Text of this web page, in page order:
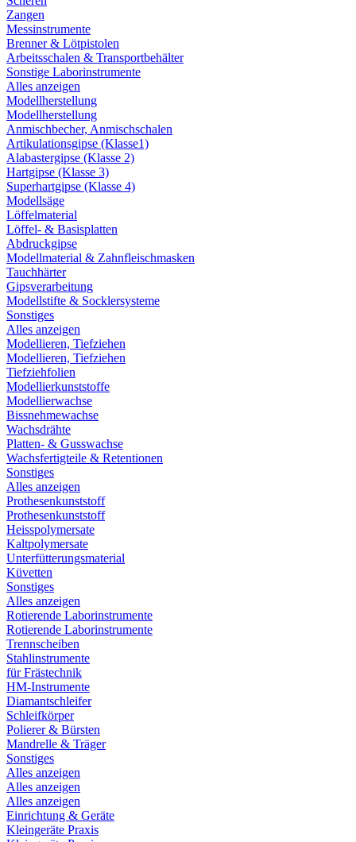
Zangen
Messinstrumente
Brenner & Lötpistolen
Arbeitsschalen & Transportbehälter
Sonstige Laborinstrumente
Alles anzeigen
Modellherstellung
Modellherstellung
Anmischbecher, Anmischschalen
Artikulationsgipse (Klasse1)
Alabastergipse (Klasse 2)
Hartgipse (Klasse 3)
Superhartgipse (Klasse 4)
Modellsäge
Löffelmaterial
Löffel- & Basisplatten
Abdruckgipse
Modellmaterial & Zahnfleischmasken
Tauchhärter
Gipsverarbeitung
Modellstifte & Socklersysteme
Sonstiges
Alles anzeigen
Modellieren, Tiefziehen
Modellieren, Tiefziehen
Tiefziehfolien
Modellierkunststoffe
Modellierwachse
Bissnehmewachse
Wachsdrähte
Platten- & Gusswachse
Wachsfertigteile & Retentionen
Sonstiges
Alles anzeigen
Prothesenkunststoff
Prothesenkunststoff
Heisspolymersate
Kaltpolymersate
Unterfütterungsmaterial
Küvetten
Sonstiges
Alles anzeigen
Rotierende Laborinstrumente
Rotierende Laborinstrumente
Trennscheiben
Stahlinstrumente
für Frästechnik
HM-Instrumente
Diamantschleifer
Schleifkörper
Polierer & Bürsten
Mandrelle & Träger
Sonstiges
Alles anzeigen
Alles anzeigen
Alles anzeigen
Einrichtung & Geräte
Kleingeräte Praxis